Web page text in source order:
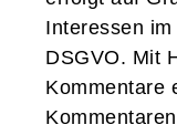
Interessen
DSGVO. Mit
Kommentare